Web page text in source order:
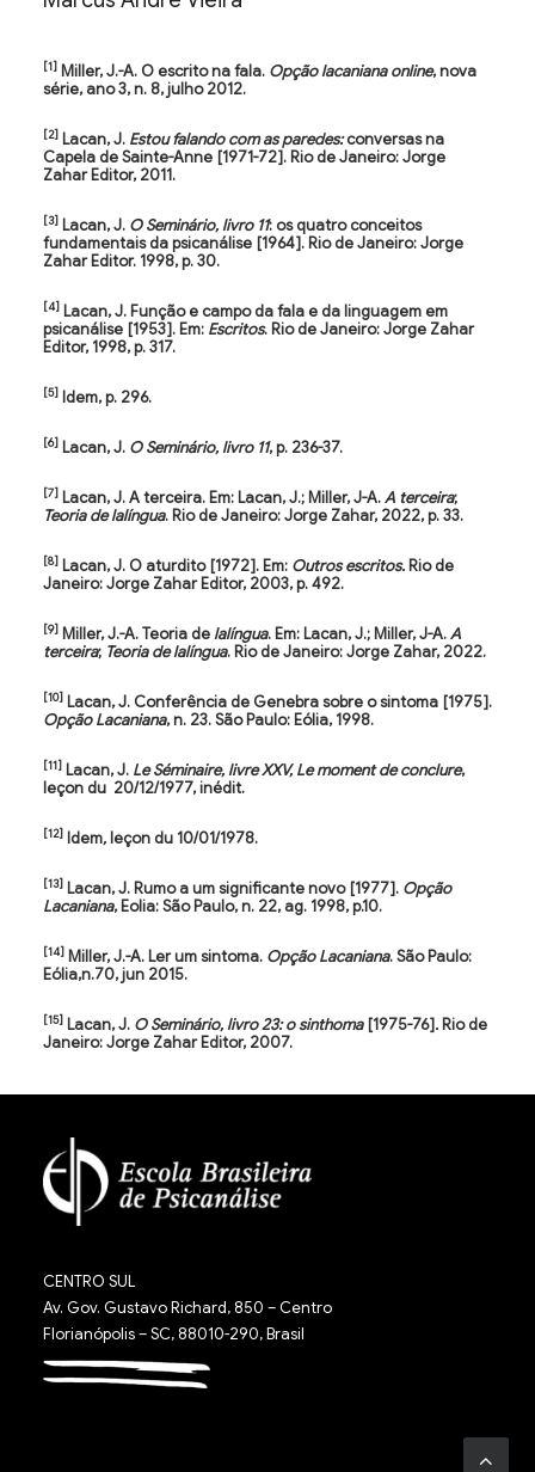
[1] Miller, J.-A. O escrito na fala. Opção lacaniana online, nova
série, ano 3, n. 8, julho 2012.
[2] Lacan, J. Estou falando com as paredes:conversas na
Capela de Sainte-Anne [1971-72]. Rio de Janeiro: Jorge
Zahar Editor, 2011.
[3] Lacan, J. O Seminário, livro 11: os quatro conceitos
fundamentais da psicanálise [1964]. Rio de Janeiro: Jorge
Zahar Editor. 1998, p. 30.
[4] Lacan, J. Função e campo da fala e da linguagem em
psicanálise [1953]. Em: Escritos. Rio de Janeiro: Jorge Zahar
Editor, 1998, p. 317.
[5] Idem, p. 296.
[6] Lacan, J. O Seminário, livro 11, p. 236-37.
[7] Lacan, J. A terceira. Em: Lacan, J.; Miller, J-A.A terceira;
Teoria de lalíngua. Rio de Janeiro: Jorge Zahar, 2022, p. 33.
[8] Lacan, J. O aturdito [1972]. Em: Outros escritos. Rio de
Janeiro: Jorge Zahar Editor, 2003, p. 492.
[9] Miller, J.-A. Teoria delalíngua. Em: Lacan, J.; Miller, J-A.A
terceira; Teoria de lalíngua. Rio de Janeiro: Jorge Zahar, 2022.
[10] Lacan, J. Conferência de Genebra sobre o sintoma [1975].
Opção Lacaniana, n. 23. São Paulo: Eólia, 1998.
[11] Lacan, J. Le Séminaire, livre XXV, Le moment de conclure,
leçon du 20/12/1977, inédit.
[12] Idem, leçon du 10/01/1978.
[13] Lacan, J. Rumo a um significante novo [1977]. Opção
Lacaniana, Eolia: São Paulo, n. 22, ag. 1998, p.10.
[14] Miller, J.-A. Ler um sintoma. Opção Lacaniana. São Paulo:
Eólia,n.70, jun 2015.
[15] Lacan, J. O Seminário, livro 23: o sinthoma [1975-76]. Rio de
Janeiro: Jorge Zahar Editor, 2007.
CENTRO SUL
Av. Gov. Gustavo Richard, 850 – Centro
Florianópolis – SC, 88010-290, Brasil